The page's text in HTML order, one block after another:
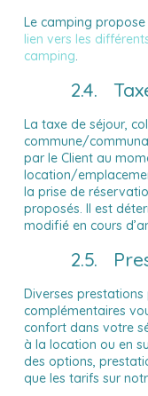
Le camping
lien vers les
camping.
2.4.
La taxe de séjour,
commune/
par le Client au
location/
la prise de
proposés. Il est
modifié en cours
2.5.
Diverses
complémentaires
confort dans votre
à la location ou en
des options,
que les tarifs sur